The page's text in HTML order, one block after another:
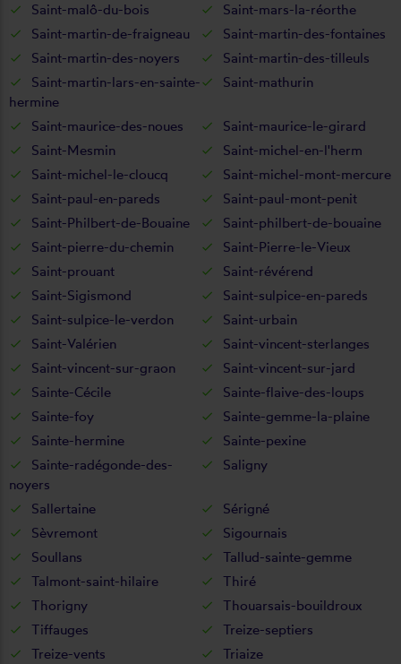
Saint-malô-du-bois
Saint-mars-la-réorthe
Saint-martin-de-fraigneau
Saint-martin-des-fontaines
Saint-martin-des-noyers
Saint-martin-des-tilleuls
Saint-martin-lars-en-sainte-
hermine
Saint-mathurin
Saint-maurice-des-noues
Saint-maurice-le-girard
Saint-Mesmin
Saint-michel-en-l'herm
Saint-michel-le-cloucq
Saint-michel-mont-mercure
Saint-paul-en-pareds
Saint-paul-mont-penit
Saint-Philbert-de-Bouaine
Saint-philbert-de-bouaine
Saint-pierre-du-chemin
Saint-Pierre-le-Vieux
Saint-prouant
Saint-révérend
Saint-Sigismond
Saint-sulpice-en-pareds
Saint-sulpice-le-verdon
Saint-urbain
Saint-Valérien
Saint-vincent-sterlanges
Saint-vincent-sur-graon
Saint-vincent-sur-jard
Sainte-Cécile
Sainte-flaive-des-loups
Sainte-foy
Sainte-gemme-la-plaine
Sainte-hermine
Sainte-pexine
Sainte-radégonde-des-
noyers
Saligny
Sallertaine
Sérigné
Sèvremont
Sigournais
Soullans
Tallud-sainte-gemme
Talmont-saint-hilaire
Thiré
Thorigny
Thouarsais-bouildroux
Tiffauges
Treize-septiers
Treize-vents
Triaize